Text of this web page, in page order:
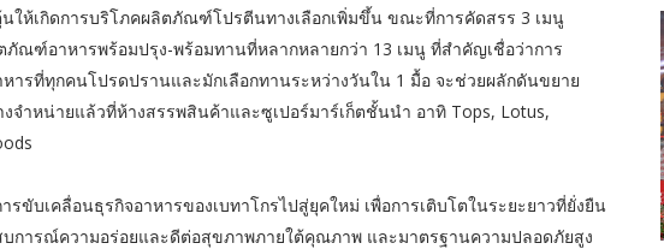
นให้เกิดการบริโภคผลิตภัณฑ์โปรตีนทางเลือกเพิ่มขึ้น ขณะที่การคัดสรร 3 เมนู
ภัณฑ์อาหารพร้อมปรุง-พร้อมทานที่หลากหลายกว่า 13 เมนู ที่สำคัญเชื่อว่าการ
ารที่ทุกคนโปรดปรานและมักเลือกทานระหว่างวันใน 1 มื้อ จะช่วยผลักดันขยาย
จำหน่ายแล้วที่ห้างสรรพสินค้าและซูเปอร์มาร์เก็ตชั้นนำ อาทิ Tops, Lotus,
รขับเคลื่อนธุรกิจอาหารของเบทาโกรไปสู่ยุคใหม่ เพื่อการเติบโตในระยะยาวที่ยั่งยืน
บการณ์ความอร่อยและดีต่อสุขภาพภายใต้คุณภาพ และมาตรฐานความปลอดภัยสูง